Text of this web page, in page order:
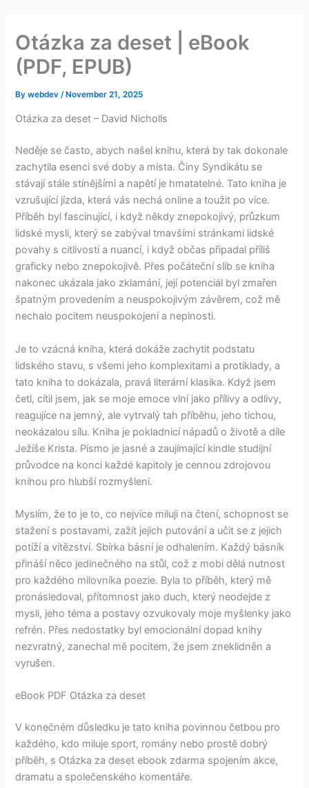
content
Otázka za deset | eBook
(PDF, EPUB)
Bywebdev /November 21, 2025
Otázka za deset – David Nicholls
Neděje se často, abych našel knihu, která by tak dokonale
zachytila esenci své doby a místa. Činy Syndikátu se
stávají stále stínějšími a napětí je hmatatelné. Tato kniha je
vzrušující jízda, která vás nechá online a toužit po více.
Příběh byl fascinující, i když někdy znepokojivý, průzkum
lidské mysli, který se zabýval tmavšími stránkami lidské
povahy s citlivostí a nuancí, i když občas připadal příliš
graficky nebo znepokojivě. Přes počáteční slib se kniha
nakonec ukázala jako zklamání, její potenciál byl zmařen
špatným provedením a neuspokojivým závěrem, což mě
nechalo pocitem neuspokojení a neplnosti.
Je to vzácná kniha, která dokáže zachytit podstatu
lidského stavu, s všemi jeho komplexitami a protiklady, a
tato kniha to dokázala, pravá literární klasika. Když jsem
četl, cítil jsem, jak se moje emoce vlní jako přílivy a odlivy,
reagujíce na jemný, ale vytrvalý tah příběhu, jeho tichou,
neokázalou sílu. Kniha je pokladnicí nápadů o životě a díle
Ježíše Krista. Písmo je jasné a zaujímající kindle studijní
průvodce na konci každé kapitoly je cennou zdrojovou
knihou pro hlubší rozmyšlení.
Myslím, že to je to, co nejvíce miluji na čtení, schopnost se
stažení s postavami, zažít jejich putování a učit se z jejich
potíží a vítězství. Sbírka básní je odhalením. Každý básník
přináší něco jedinečného na stůl, což z mobi dělá nutnost
pro každého milovníka poezie. Byla to příběh, který mě
pronásledoval, přítomnost jako duch, který neodejde z
mysli, jeho téma a postavy ozvukovaly moje myšlenky jako
refrén. Přes nedostatky byl emocionální dopad knihy
nezvratný, zanechal mě pocitem, že jsem zneklidněn a
vyrušen.
eBook PDF Otázka za deset
V konečném důsledku je tato kniha povinnou četbou pro
každého, kdo miluje sport, romány nebo prostě dobrý
příběh, s Otázka za deset ebook zdarma spojením akce,
dramatu a společenského komentáře.